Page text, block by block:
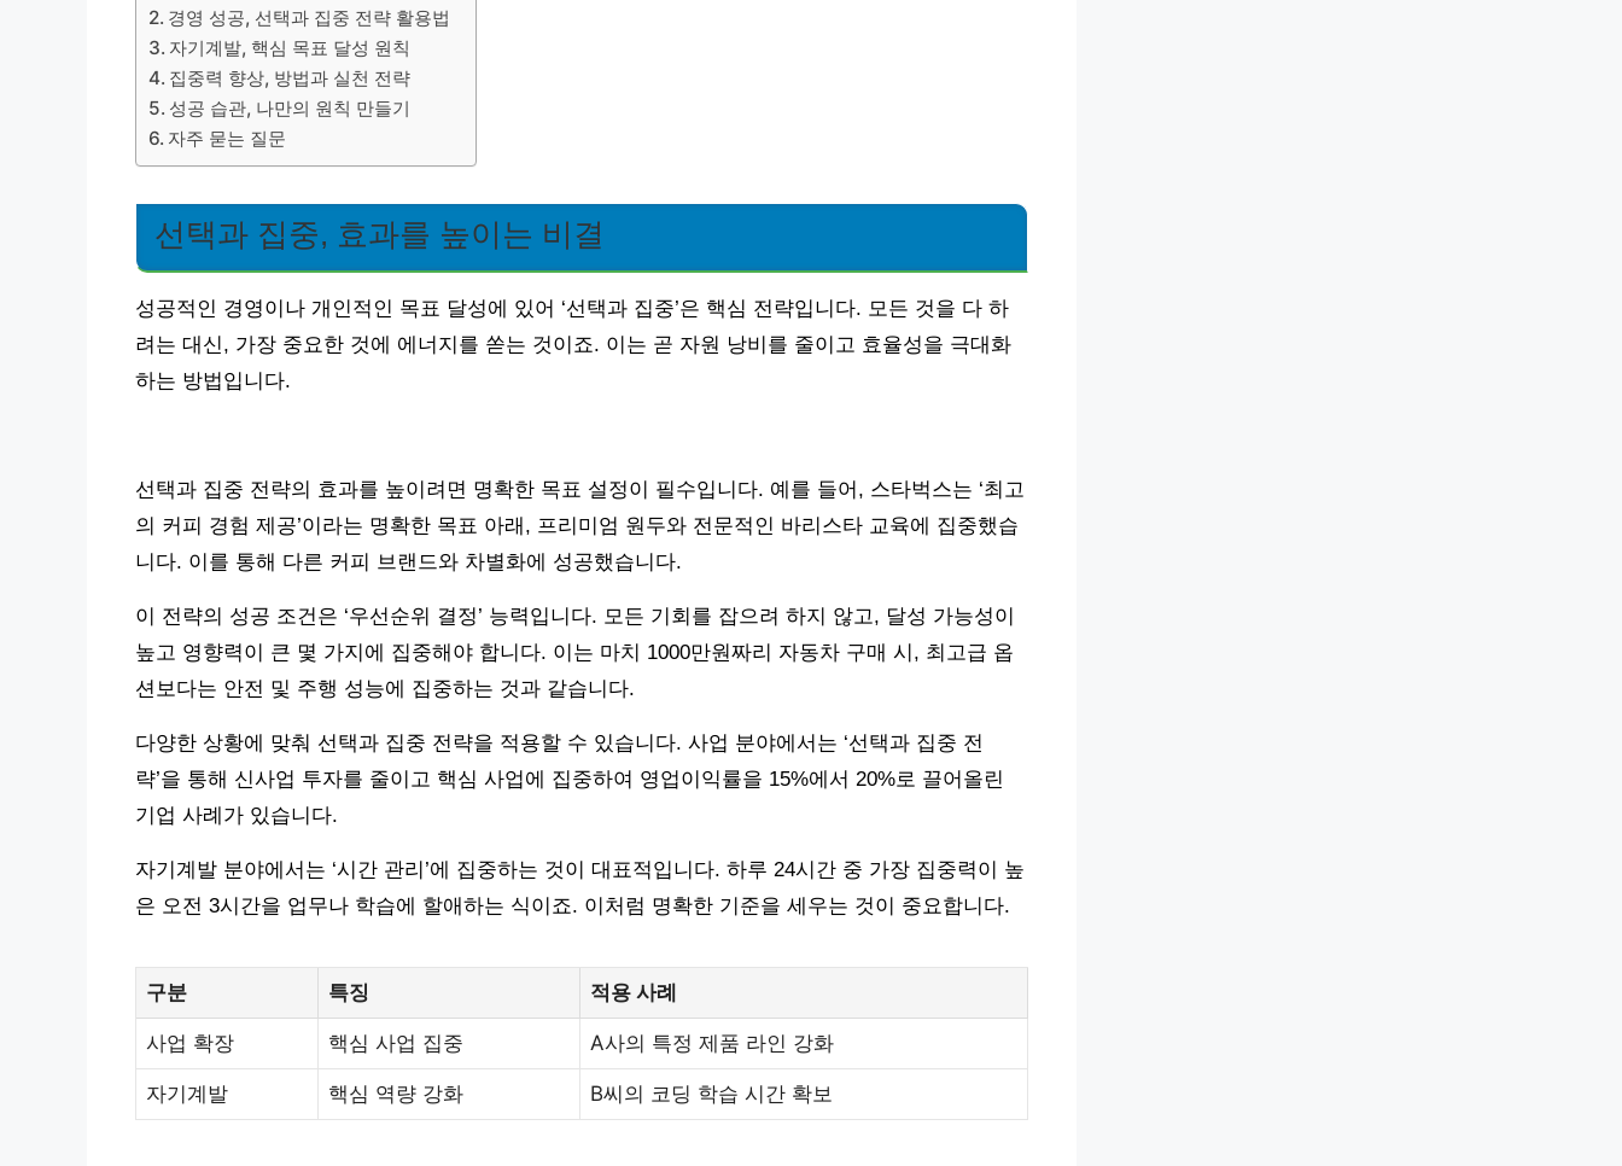
경영 성공, 선택과 집중 전략 활용법
자기계발, 핵심 목표 달성 원칙
집중력 향상, 방법과 실천 전략
성공 습관, 나만의 원칙 만들기
자주 묻는 질문
선택과 집중, 효과를 높이는 비결
성공적인 경영이나 개인적인 목표 달성에 있어 ‘선택과 집중’은 핵심 전략입니다. 모든 것을 다 하
려는 대신, 가장 중요한 것에 에너지를 쏟는 것이죠. 이는 곧 자원 낭비를 줄이고 효율성을 극대화
하는 방법입니다.
선택과 집중 전략의 효과를 높이려면 명확한 목표 설정이 필수입니다. 예를 들어, 스타벅스는 ‘최고
의 커피 경험 제공’이라는 명확한 목표 아래, 프리미엄 원두와 전문적인 바리스타 교육에 집중했습
니다. 이를 통해 다른 커피 브랜드와 차별화에 성공했습니다.
이 전략의 성공 조건은 ‘우선순위 결정’ 능력입니다. 모든 기회를 잡으려 하지 않고, 달성 가능성이
높고 영향력이 큰 몇 가지에 집중해야 합니다. 이는 마치 1000만원짜리 자동차 구매 시, 최고급 옵
션보다는 안전 및 주행 성능에 집중하는 것과 같습니다.
다양한 상황에 맞춰 선택과 집중 전략을 적용할 수 있습니다. 사업 분야에서는 ‘선택과 집중 전
략’을 통해 신사업 투자를 줄이고 핵심 사업에 집중하여 영업이익률을 15%에서 20%로 끌어올린
기업 사례가 있습니다.
자기계발 분야에서는 ‘시간 관리’에 집중하는 것이 대표적입니다. 하루 24시간 중 가장 집중력이 높
은 오전 3시간을 업무나 학습에 할애하는 식이죠. 이처럼 명확한 기준을 세우는 것이 중요합니다.
구분 특징 적용 사례
사업 확장 핵심 사업 집중 A사의 특정 제품 라인 강화
자기계발 핵심 역량 강화 B씨의 코딩 학습 시간 확보